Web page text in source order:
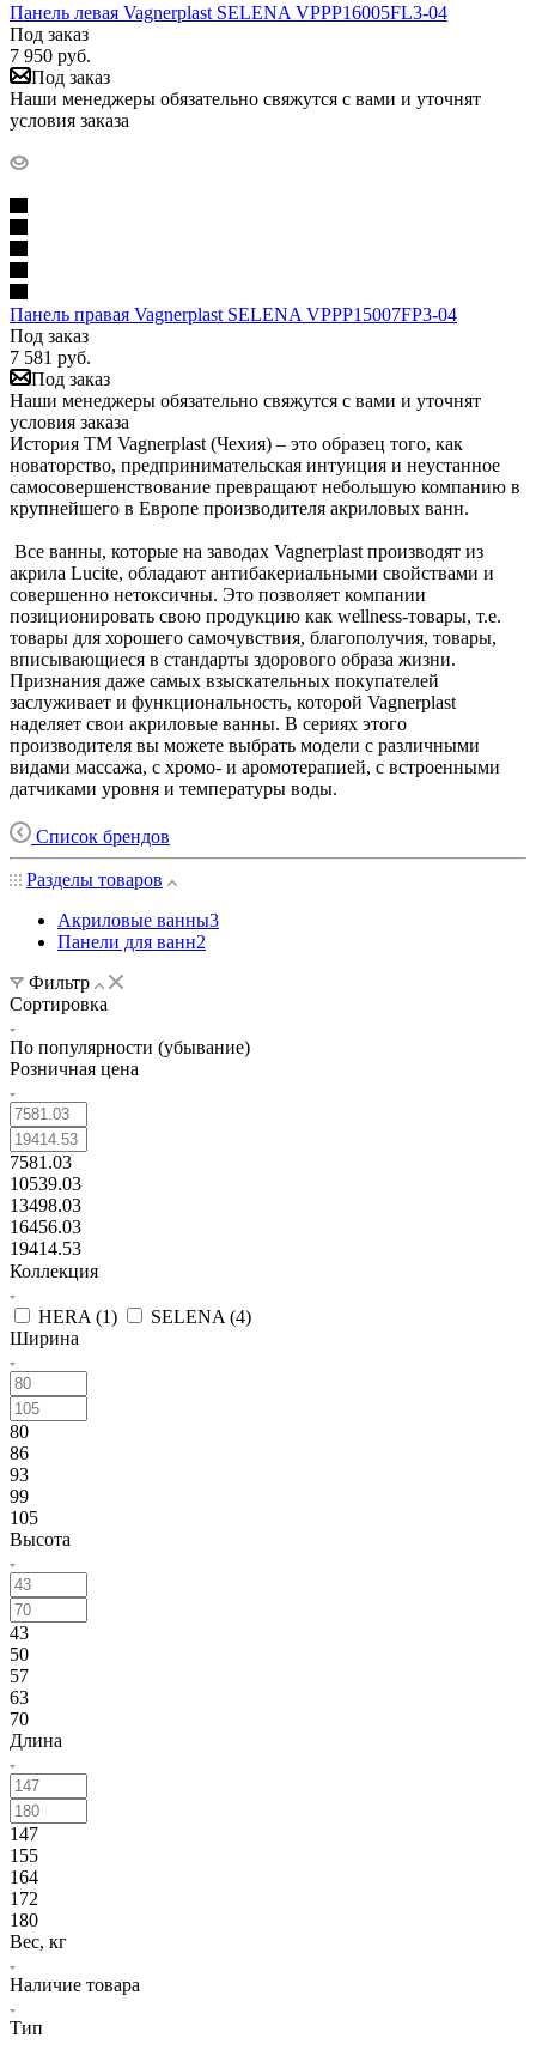
Панель левая Vagnerplast SELENA VPPP16005FL3-04
Под заказ
7 950 руб.
Под заказ
Наши менеджеры обязательно свяжутся с вами и уточнят
условия заказа
Панель правая Vagnerplast SELENA VPPP15007FP3-04
Под заказ
7 581 руб.
Под заказ
Наши менеджеры обязательно свяжутся с вами и уточнят
условия заказа
История ТМ Vagnerplast (Чехия) – это образец того, как
новаторство, предпринимательская интуиция и неустанное
самосовершенствование превращают небольшую компанию в
крупнейшего в Европе производителя акриловых ванн.
Все ванны, которые на заводах Vagnerplast производят из
акрила Lucite, обладают антибакериальными свойствами и
совершенно нетоксичны. Это позволяет компании
позиционировать свою продукцию как wellness-товары, т.е.
товары для хорошего самочувствия, благополучия, товары,
вписывающиеся в стандарты здорового образа жизни.
Признания даже самых взыскательных покупателей
заслуживает и функциональность, которой Vagnerplast
наделяет свои акриловые ванны. В сериях этого
производителя вы можете выбрать модели с различными
видами массажа, с хромо- и аромотерапией, с встроенными
датчиками уровня и температуры воды.
Список брендов
Разделы товаров
Акриловые ванны3
Панели для ванн2
Фильтр
Сортировка
По популярности (убывание)
Розничная цена
7581.03
10539.03
13498.03
16456.03
19414.53
Коллекция
HERA (1) SELENA (4)
Ширина
80
86
93
99
105
Высота
43
50
57
63
70
Длина
147
155
164
172
180
Вес, кг
Наличие товара
Тип